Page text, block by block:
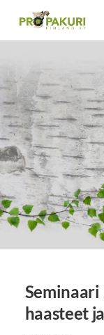
Siirry
Pro Pakuri Finland ry
haasteet